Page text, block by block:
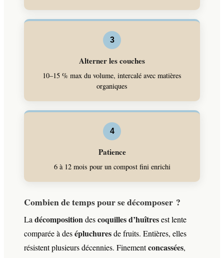
3
Alterner les couches
10–15 % max du volume, intercalé avec matières
organiques
4
Patience
6 à 12 mois pour un compost fini enrichi
Combien de temps pour se décomposer ?
La décomposition descoquilles d’huîtresest lente
comparée à desépluchuresde fruits. Entières, elles
résistent plusieurs décennies. Finementconcassées,